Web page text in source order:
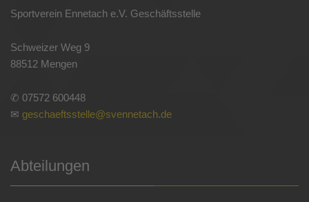
Sportverein Ennetach e.V. Geschäftsstelle
Schweizer Weg 9
88512 Mengen
✆ 07572 600448
✉ geschaeftsstelle@svennetach.de
Abteilungen